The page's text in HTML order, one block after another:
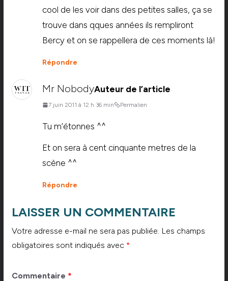
cool de les voir dans des petites salles, ça se
trouve dans qques années ils rempliront
Bercy et on se rappellera de ces moments là!
Répondre
Mr NobodyAuteur de l’article
7 juin 2011 à 12 h 36 min Permalien
Tu m’étonnes ^^
Et on sera à cent cinquante metres de la
scène ^^
Répondre
LAISSER UN COMMENTAIRE
Votre adresse e-mail ne sera pas publiée. Les champs
obligatoires sont indiqués avec *
Commentaire *